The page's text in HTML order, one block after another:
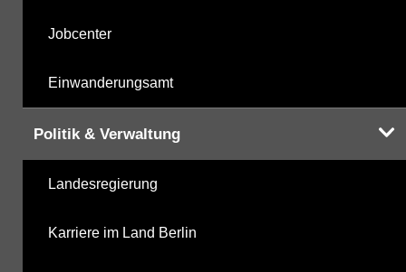
Jobcenter
Einwanderungsamt
Politik & Verwaltung
Landesregierung
Karriere im Land Berlin